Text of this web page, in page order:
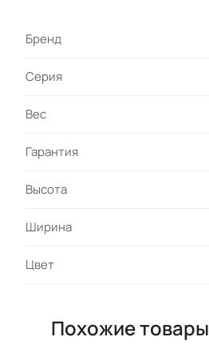
Бренд
Серия
Вес
Гарантия
Высота
Ширина
Цвет
Похожие товары